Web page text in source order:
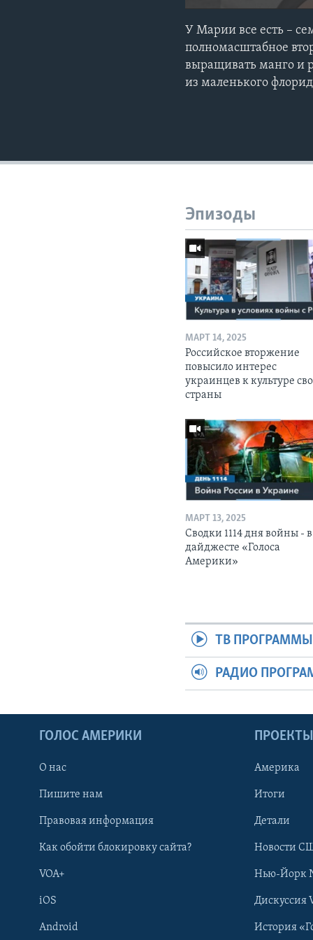
У Марии все есть –
полномасштабное
выращивать манго и
из маленького
Эпизоды
МАРТ 14, 2025
Российское вторжение
повысило интерес
украинцев к культуре
страны
МАРТ 13, 2025
Сводки 1114 дня войны - в
дайджесте «Голоса
Америки»
ТВ ПРОГРАММЫ
РАДИО
ГОЛОС АМЕРИКИ
О нас
Пишите нам
Правовая информация
Как обойти блокировку сайта?
VOA+
iOS
Android
ПРОЕКТЫ
Америка
Итоги
Детали
Новости
Нью-Йорк
Дискуссия
История